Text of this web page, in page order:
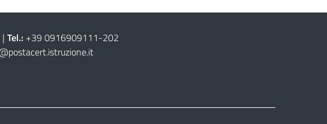
| Tel.: +39 0916909111-202